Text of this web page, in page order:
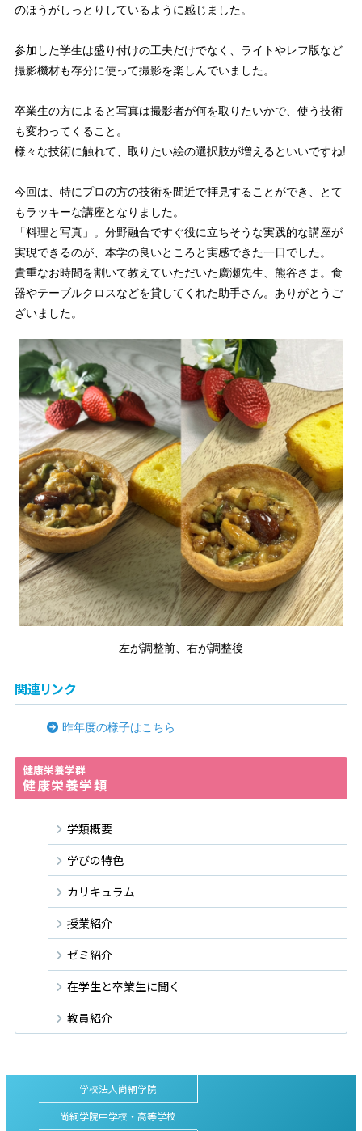
のほうがしっとりしているように感じました。
参加した学生は盛り付けの工夫だけでなく、ライトやレフ版など
撮影機材も存分に使って撮影を楽しんでいました。
卒業生の方によると写真は撮影者が何を取りたいかで、使う技術
も変わってくること。
様々な技術に触れて、取りたい絵の選択肢が増えるといいですね!
今回は、特にプロの方の技術を間近で拝見することができ、とて
もラッキーな講座となりました。
「料理と写真」。分野融合ですぐ役に立ちそうな実践的な講座が
実現できるのが、本学の良いところと実感できた一日でした。
貴重なお時間を割いて教えていただいた廣瀬先生、熊谷さま。食
器やテーブルクロスなどを貸してくれた助手さん。ありがとうご
ざいました。
左が調整前、右が調整後
関連リンク
昨年度の様子はこちら
健康栄養学群
健康栄養学類
学類概要
学びの特色
カリキュラム
授業紹介
ゼミ紹介
在学生と卒業生に聞く
教員紹介
学校法人尚絅学院
尚絅学院中学校・高等学校